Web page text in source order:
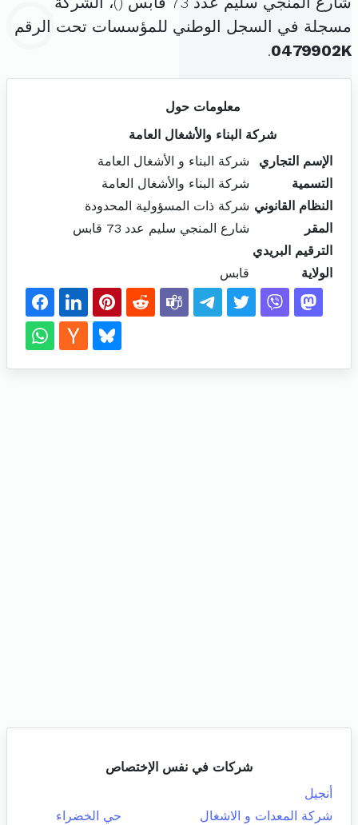
مسجلة في السجل الوطني للمؤسسات تحت الرقم
0479902K
.
معلومات حول
شركة البناء والأشغال العامة
الإسم التجاري
شركة البناء و الأشغال العامة
التسمية
شركة البناء والأشغال العامة
النظام القانوني شركة ذات المسؤولية المحدودة
المقر
شارع المنجي سليم عدد 73 قابس
الترقيم البريدي
الولاية
قابس
شركات في نفس الإختصاص
أنجيل
شركة المعدات و الاشغال
حي الخضراء